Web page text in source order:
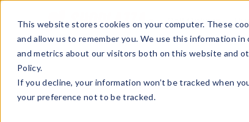
This website stores cookies on your computer. These
and allow us to remember you. We use this information
and metrics about our visitors both on this website and
Policy.
If you decline, your information won’t be tracked when
your preference not to be tracked.
Sell Online